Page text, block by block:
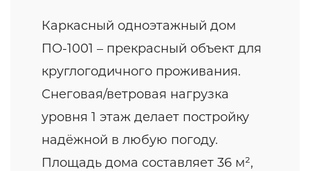
Каркасный одноэтажный дом
ПО-1001 – прекрасный объект для
круглогодичного проживания.
Снеговая/ветровая нагрузка
уровня 1 этаж делает постройку
надёжной в любую погоду.
Площадь дома составляет 36 м²,